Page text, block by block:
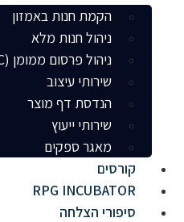
הקמת חנות באמזון
ניהול חנות מלא
ניהול פרסום ממומן (PPC)
שירותי עיצוב
הנדסת דף מוצר
שירותי ייעוץ
מאגר ספקים
קורסים
RPG INCUBATOR
סיפורי הצלחה